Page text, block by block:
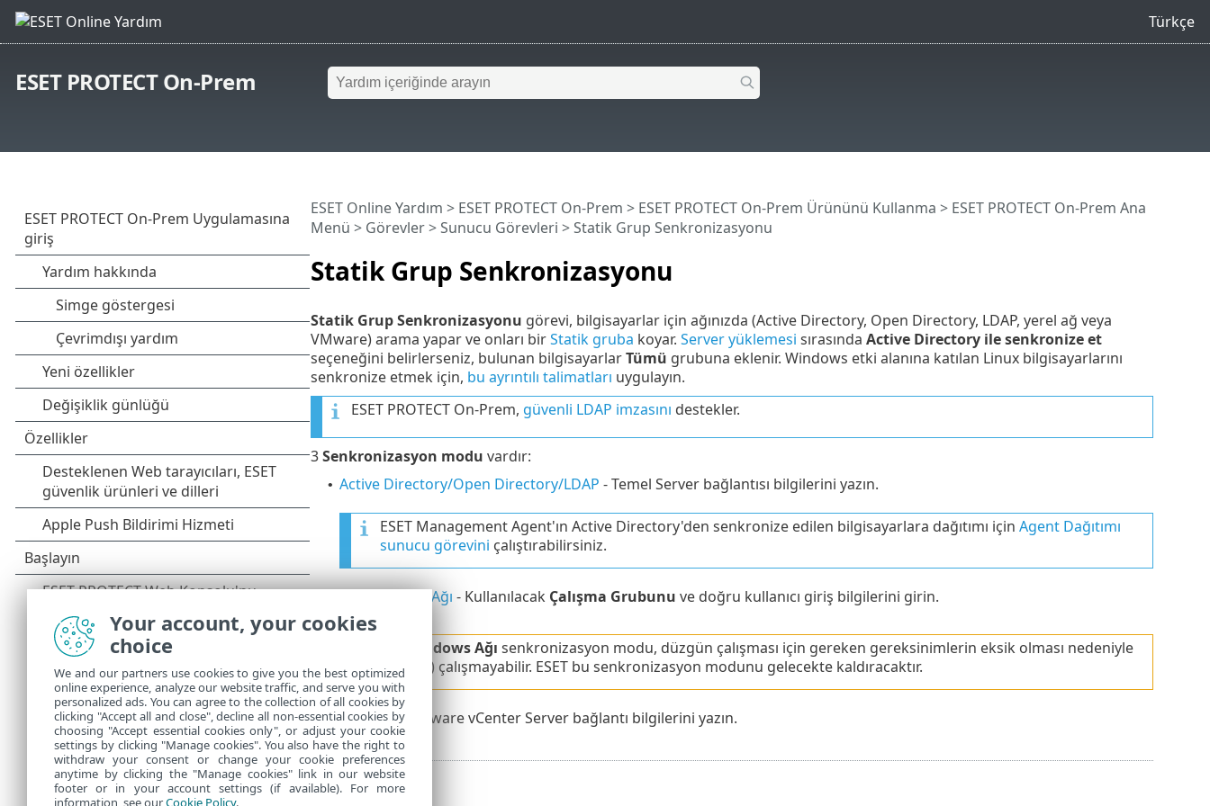
Türkçe
ESET PROTECT On-Prem
Statik Grup Senkronizasyonu
ESET Online Yardım > ESET PROTECT On-Prem > ESET PROTECT On-Prem Ürününü Kullanma > ESET PROTECT On-Prem Ana
Menü > Görevler>Sunucu Görevleri > Statik Grup Senkronizasyonu
Statik Grup Senkronizasyonu görevi, bilgisayarlar için ağınızda (Active Directory, Open Directory, LDAP, yerel ağ veya
VMware) arama yapar ve onları birStatik gruba koyar. Server yüklemesi sırasında Active Directory ile senkronize et
seçeneğini belirlerseniz, bulunan bilgisayarlarTümü grubuna eklenir. Windows etki alanına katılan Linux bilgisayarlarını
senkronize etmek için, bu ayrıntılı talimatları uygulayın.
ESET PROTECT On-Prem, güvenli LDAP imzasını destekler.
3Senkronizasyon modu vardır:
• Active Directory/Open Directory/LDAP - Temel Server bağlantısı bilgilerini yazın.
ESET Management Agent'ın Active Directory'den senkronize edilen bilgisayarlara dağıtımı için Agent Dağıtımı
sunucu görevini çalıştırabilirsiniz.
MS Windows Ağı - Kullanılacak Çalışma Grubunu ve doğru kullanıcı giriş bilgilerini girin.
MS Windows Ağı senkronizasyon modu, düzgün çalışması için gereken gereksinimlerin eksik olması nedeniyle
(SMBv1) çalışmayabilir. ESET bu senkronizasyon modunu gelecekte kaldıracaktır.
• VMware- VMware vCenter Server bağlantı bilgilerini yazın.
Your account, your cookies
choice
We and our partners use cookies to give you the best optimized
online experience, analyze our website traffic, and serve you with
personalized ads. You can agree to the collection of all cookies by
clicking "Accept all and close", decline all non-essential cookies by
choosing "Accept essential cookies only", or adjust your cookie
settings by clicking "Manage cookies". You also have the right to
withdraw your consent or change your cookie preferences
anytime by clicking the "Manage cookies" link in our website
footer or in your account settings (if available). For more
information, see ourCookie Policy.